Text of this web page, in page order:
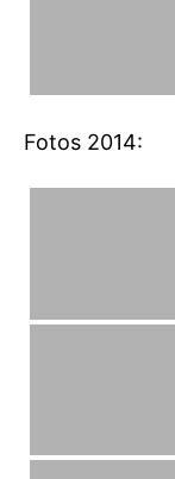
Fotos 2014: